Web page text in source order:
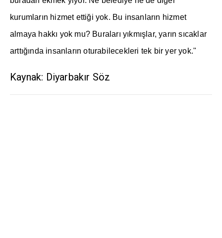
kurumların hizmet ettiği yok. Bu insanların hizmet
almaya hakkı yok mu? Buraları yıkmış lar, yarın sıcaklar
arttığında insanların oturabilecekleri tek bir yer yok."
Kaynak: Diyarbakır Söz